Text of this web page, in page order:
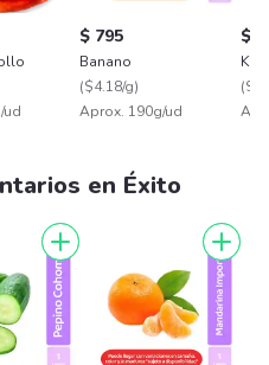
ud
$ 795
Banano
($4.18/g)
Aprox. 190g/ud
$
Kiwi
(
en Éxito